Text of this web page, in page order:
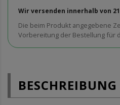
Wir versenden innerhalb von
Die beim Produkt angegebene
Vorbereitung der Bestellung für
BESCHREIBUNG